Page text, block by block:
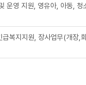
운영 지원, 영유아, 아동, 청
복지지원, 장사업무(개장,